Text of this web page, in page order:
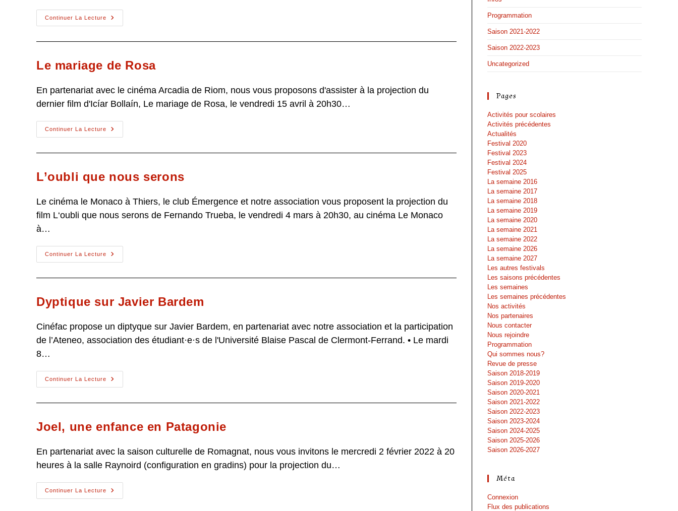
Continuer La Lecture
Assemblée
Générale,
Josep
Le mariage de Rosa
En partenariat avec le cinéma Arcadia de Riom, nous vous proposons d'assister à la projection du
dernier film d'Icíar Bollaín, Le mariage de Rosa, le vendredi 15 avril à 20h30…
Continuer La Lecture
Le
Mariage
L’oubli que nous serons
Le cinéma le Monaco à Thiers, le club Émergence et notre association vous proposent la projection du
film L‘oubli que nous serons de Fernando Trueba, le vendredi 4 mars à 20h30, au cinéma Le Monaco
à…
Continuer La Lecture
L’oubli
Que
Dyptique sur Javier Bardem
Cinéfac propose un diptyque sur Javier Bardem, en partenariat avec notre association et la participation
de l’Ateneo, association des étudiant·e·s de l'Université Blaise Pascal de Clermont-Ferrand. • Le mardi
8…
Continuer La Lecture
Dyptique
Sur
Joel, une enfance en Patagonie
En partenariat avec la saison culturelle de Romagnat, nous vous invitons le mercredi 2 février 2022 à 20
heures à la salle Raynoird (configuration en gradins) pour la projection du…
Continuer La Lecture
Joel,
Une
Programmation
Saison 2021-2022
Saison 2022-2023
Uncategorized
Pages
Activités pour scolaires
Activités précédentes
Actualités
Festival 2020
Festival 2023
Festival 2024
Festival 2025
La semaine 2016
La semaine 2017
La semaine 2018
La semaine 2019
La semaine 2020
La semaine 2021
La semaine 2022
La semaine 2026
La semaine 2027
Les autres festivals
Les saisons précédentes
Les semaines
Les semaines précédentes
Nos activités
Nos partenaires
Nous contacter
Nous rejoindre
Programmation
Qui sommes nous?
Revue de presse
Saison 2018-2019
Saison 2019-2020
Saison 2020-2021
Saison 2021-2022
Saison 2022-2023
Saison 2023-2024
Saison 2024-2025
Saison 2025-2026
Saison 2026-2027
Méta
Connexion
Flux des publications